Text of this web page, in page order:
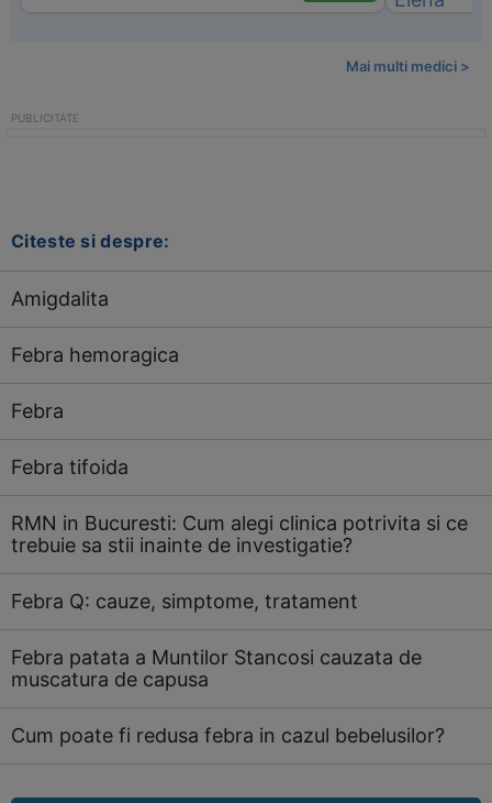
Mai multi medici >
Citeste si despre:
Amigdalita
Febra hemoragica
Febra
Febra tifoida
RMN in Bucuresti: Cum alegi clinica potrivita si ce
trebuie sa stii inainte de investigatie?
Febra Q: cauze, simptome, tratament
Febra patata a Muntilor Stancosi cauzata de
muscatura de capusa
Cum poate fi redusa febra in cazul bebelusilor?